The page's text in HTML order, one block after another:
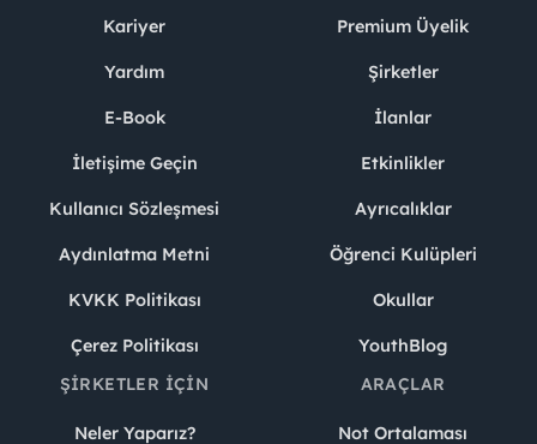
Kariyer
Yardım
E-Book
İletişime Geçin
Kullanıcı Sözleşmesi
Aydınlatma Metni
KVKK Politikası
Çerez Politikası
Premium Üyelik
Şirketler
İlanlar
Etkinlikler
Ayrıcalıklar
Öğrenci Kulüpleri
Okullar
YouthBlog
ŞIRKETLER İÇIN
Neler Yaparız?
ARAÇLAR
Not Ortalaması